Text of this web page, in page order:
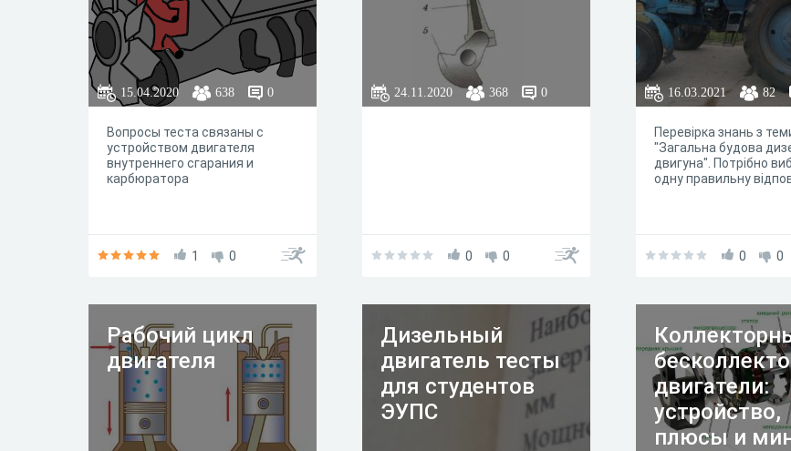
15.04.2020 638 0
Вопросы теста связаны с
устройством двигателя
внутреннего сгарания и
карбюратора
1 0
24.11.2020 368 0
0 0
16.03.2021 82
Перевірка знань з
"Загальна будова
двигуна". Потрібно
одну правильну
0 0
Рабочий цикл
двигателя
Дизельный
двигатель тесты
для студентов
ЭУПС
двигатели:
устройство,
плюсы и